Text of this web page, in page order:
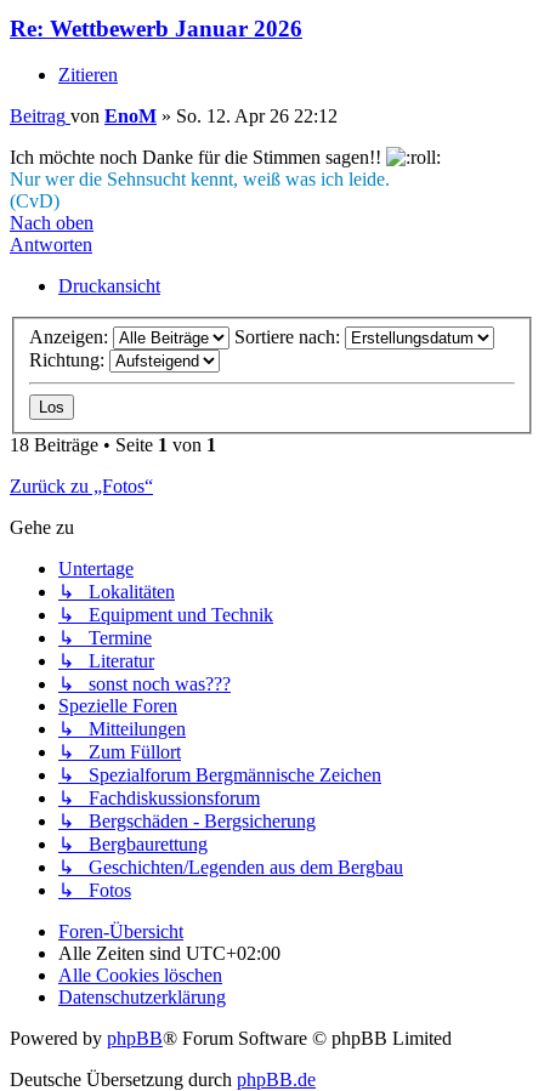
Re: Wettbewerb Januar 2026
Zitieren
Beitrag von EnoM » So. 12. Apr 26 22:12
Ich möchte noch Danke für die Stimmen sagen!!
Nur wer die Sehnsucht kennt, weiß was ich leide.
(CvD)
Nach oben
Antworten
Druckansicht
Anzeigen:
Sortiere nach:
Richtung:
18 Beiträge • Seite 1 von 1
Zurück zu „Fotos“
Gehe zu
Untertage
↳ Lokalitäten
↳ Equipment und Technik
↳ Termine
↳ Literatur
↳ sonst noch was???
Spezielle Foren
↳ Mitteilungen
↳ Zum Füllort
↳ Spezialforum Bergmännische Zeichen
↳ Fachdiskussionsforum
↳ Bergschäden - Bergsicherung
↳ Bergbaurettung
↳ Geschichten/Legenden aus dem Bergbau
↳ Fotos
Foren-Übersicht
Alle Zeiten sind UTC+02:00
Alle Cookies löschen
Datenschutzerklärung
Powered by phpBB® Forum Software © phpBB Limited
Deutsche Übersetzung durch phpBB.de